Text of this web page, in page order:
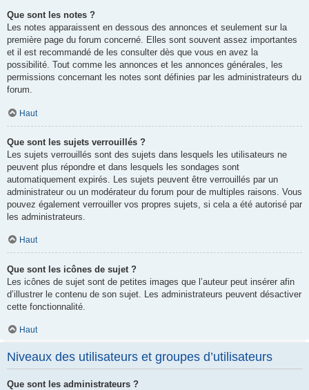
Que sont les notes ?
Les notes apparaissent en dessous des annonces et seulement sur la
première page du forum concerné. Elles sont souvent assez importantes
et il est recommandé de les consulter dès que vous en avez la
possibilité. Tout comme les annonces et les annonces générales, les
permissions concernant les notes sont définies par les administrateurs du
forum.
Haut
Que sont les sujets verrouillés ?
Les sujets verrouillés sont des sujets dans lesquels les utilisateurs ne
peuvent plus répondre et dans lesquels les sondages sont
automatiquement expirés. Les sujets peuvent être verrouillés par un
administrateur ou un modérateur du forum pour de multiples raisons. Vous
pouvez également verrouiller vos propres sujets, si cela a été autorisé par
les administrateurs.
Haut
Que sont les icônes de sujet ?
Les icônes de sujet sont de petites images que l’auteur peut insérer afin
d’illustrer le contenu de son sujet. Les administrateurs peuvent désactiver
cette fonctionnalité.
Haut
Niveaux des utilisateurs et groupes d’utilisateurs
Que sont les administrateurs ?